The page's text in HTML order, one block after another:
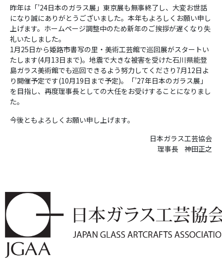
昨年は「’24日本のガラス展」東京展も無事終了し、大変お世話
になり誠にありがとうございました。本年もよろしくお願い申し
上げます。ホームページ調整中のため新年のご挨拶が遅くなり失
礼いたしました。
1月25日から姫路市書写の里・美術工芸館で巡回展がスタートい
たします(4月13日まで)。地震で大きな被害を受けた石川県能登
島ガラス美術館でも巡回できるよう努力してくださり7月12日よ
り開催予定です(10月19日まで予定)。「’27年日本のガラス展」
を目指し、再度理事長としての大任をお受けすることになりまし
た。
今後ともよろしくお願い申し上げます。
日本ガラス工芸協会
理事長 神田正之